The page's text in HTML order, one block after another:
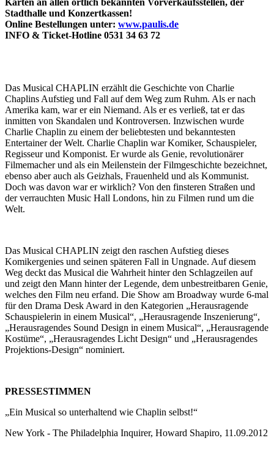
Stadthalle und Konzertkassen!
Online Bestellungen unter: www.paulis.de
INFO & Ticket-Hotline 0531 34 63 72
Das Musical CHAPLIN erzählt die Geschichte von Charlie
Chaplins Aufstieg und Fall auf dem Weg zum Ruhm. Als er nach
Amerika kam, war er ein Niemand. Als er es verließ, tat er das
inmitten von Skandalen und Kontroversen. Inzwischen wurde
Charlie Chaplin zu einem der beliebtesten und bekanntesten
Entertainer der Welt. Charlie Chaplin war Komiker, Schauspieler,
Regisseur und Komponist. Er wurde als Genie, revolutionärer
Filmemacher und als ein Meilenstein der Filmgeschichte bezeichnet,
ebenso aber auch als Geizhals, Frauenheld und als Kommunist.
Doch was davon war er wirklich? Von den finsteren Straßen und
der verrauchten Music Hall Londons, hin zu Filmen rund um die
Welt.
Das Musical CHAPLIN zeigt den raschen Aufstieg dieses
Komikergenies und seinen späteren Fall in Ungnade. Auf diesem
Weg deckt das Musical die Wahrheit hinter den Schlagzeilen auf
und zeigt den Mann hinter der Legende, dem unbestreitbaren Genie,
welches den Film neu erfand. Die Show am Broadway wurde 6-mal
für den Drama Desk Award in den Kategorien „Herausragende
Schauspielerin in einem Musical“, „Herausragende Inszenierung“,
„Herausragendes Sound Design in einem Musical“, „Herausragende
Kostüme“, „Herausragendes Licht Design“ und „Herausragendes
Projektions-Design“ nominiert.
PRESSESTIMMEN
„Ein Musical so unterhaltend wie Chaplin selbst!“
New York - The Philadelphia Inquirer, Howard Shapiro, 11.09.2012